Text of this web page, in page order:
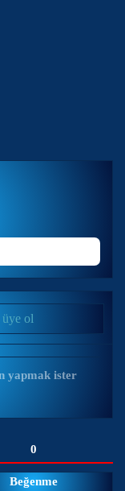
üye ol
yapmak ister
0
Beğenme